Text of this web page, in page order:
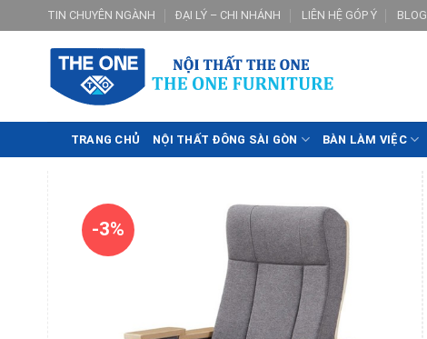
to
content
TIN CHUYÊN NGÀNH ĐẠI LÝ – CHI NHÁNH LIÊN HỆ GÓP Ý BLOG
TRANG CHỦ NỘI THẤT ĐÔNG SÀI GÒN BÀN LÀM VIỆC
-3%